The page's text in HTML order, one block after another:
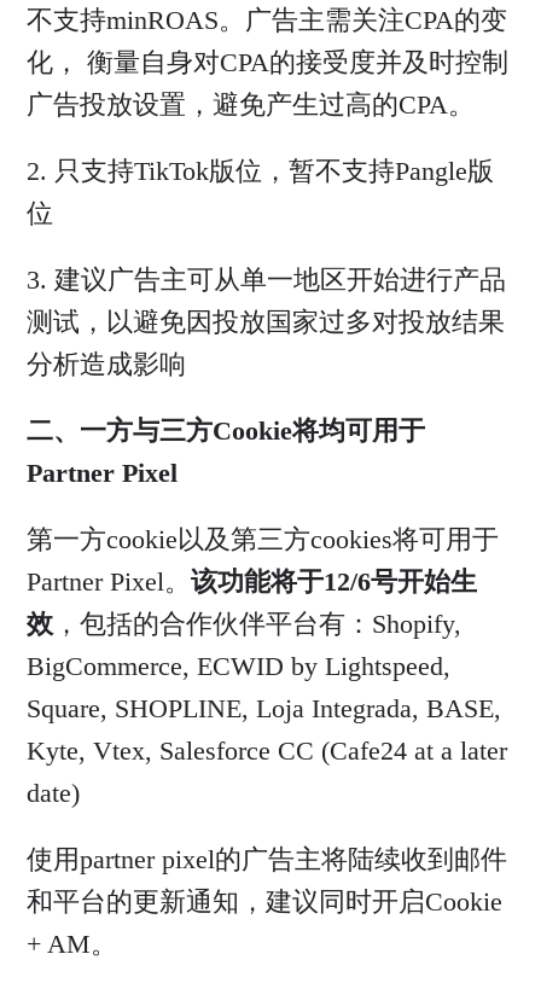
不支持minROAS。广告主需关注CPA的变
化， 衡量自身对CPA的接受度并及时控制
广告投放设置，避免产生过高的CPA。
2. 只支持TikTok版位，暂不支持Pangle版
位
3. 建议广告主可从单一地区开始进行产品
测试，以避免因投放国家过多对投放结果
分析造成影响
二、一方与三方Cookie将均可用于
Partner Pixel
第一方cookie以及第三方cookies将可用于
Partner Pixel。 该功能将于12/6号开始生
效，包括的合作伙伴平台有：Shopify,
BigCommerce, ECWID by Lightspeed,
Square, SHOPLINE, Loja Integrada, BASE,
Kyte, Vtex, Salesforce CC (Cafe24 at a later
date)
使用partner pixel的广告主将陆续收到邮件
和平台的更新通知，建议同时开启Cookie
+ AM。